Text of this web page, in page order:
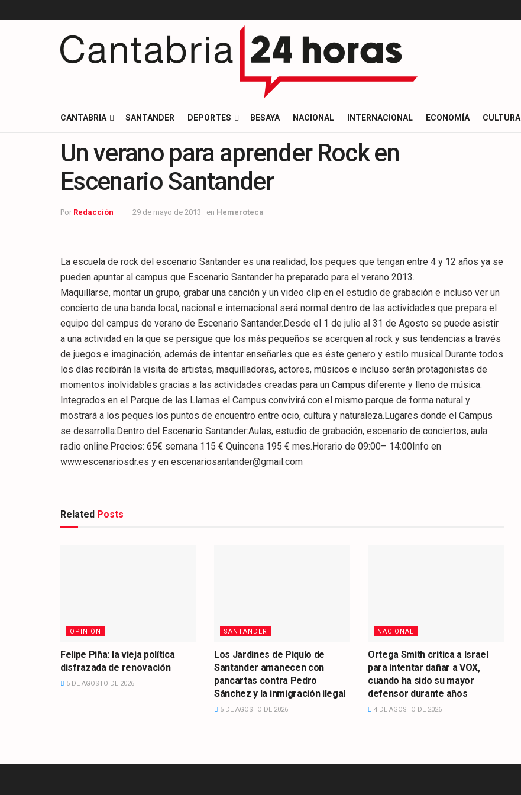
CANTABRIA SANTANDER DEPORTES BESAYA NACIONAL INTERNACIONAL ECONOMÍA CULTURA
Un verano para aprender Rock en
Escenario Santander
Por Redacción 29 de mayo de 2013 en Hemeroteca
La escuela de rock del escenario Santander es una realidad, los peques que tengan entre 4 y 12 años ya se
pueden apuntar al campus que Escenario Santander ha preparado para el verano 2013.
Maquillarse, montar un grupo, grabar una canción y un video clip en el estudio de grabación e incluso ver un
concierto de una banda local, nacional e internacional será normal dentro de las actividades que prepara el
equipo del campus de verano de Escenario Santander.Desde el 1 de julio al 31 de Agosto se puede asistir
a una actividad en la que se persigue que los más pequeños se acerquen al rock y sus tendencias a través
de juegos e imaginación, además de intentar enseñarles que es éste genero y estilo musical.Durante todos
los días recibirán la visita de artistas, maquilladoras, actores, músicos e incluso serán protagonistas de
momentos inolvidables gracias a las actividades creadas para un Campus diferente y lleno de música.
Integrados en el Parque de las Llamas el Campus convivirá con el mismo parque de forma natural y
mostrará a los peques los puntos de encuentro entre ocio, cultura y naturaleza.Lugares donde el Campus
se desarrolla:Dentro del Escenario Santander:Aulas, estudio de grabación, escenario de conciertos, aula
radio online.Precios: 65€ semana 115 € Quincena 195 € mes.Horario de 09:00– 14:00Info en
www.escenariosdr.es y en escenariosantander@gmail.com
Related Posts
OPINIÓN
Felipe Piña: la vieja política
disfrazada de renovación
5 DE AGOSTO DE 2026
SANTANDER
Los Jardines de Piquío de
Santander amanecen con
pancartas contra Pedro
Sánchez y la inmigración ilegal
5 DE AGOSTO DE 2026
NACIONAL
Ortega Smith critica a Israel
para intentar dañar a VOX,
cuando ha sido su mayor
defensor durante años
4 DE AGOSTO DE 2026